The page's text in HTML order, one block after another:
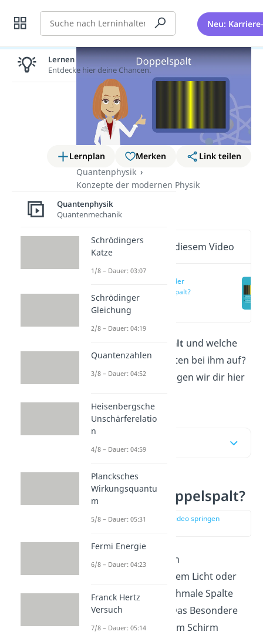
Suche Neu:
Lernplan Merken
Link teilen
Quantenphysik
Konzepte der modernen Physik
Doppelspalt
Wichtige Inhalte in diesem Video
Was ist der
Doppelspalt?
Doppelspalt und welche
Interferenzmuster treten bei ihm auf?
Alles Wichtige dazu zeigen wir dir hier
Was ist der Doppelspalt?
zur Stelle im Video springen
DerDoppelspalt
ist ein
Versuchsaufbau, bei dem Licht oder
Teilchen durch zwei schmale Spalte
geschossen werden. Das Besondere
hierbei ist, dass auf dem Schirm
Lernen lohnt sich!
Entdecke hier deine Chancen.
Quantenphysik
Quantenmechanik
Schrödingers
Katze
1/8 – Dauer: 03:07
Schrödinger
Gleichung
2/8 – Dauer: 04:19
Quantenzahlen
3/8 – Dauer: 04:52
Heisenbergsche
Unschärferelatio
n
4/8 – Dauer: 04:59
Plancksches
Wirkungsquantu
m
5/8 – Dauer: 05:31
Fermi Energie
6/8 – Dauer: 04:23
Franck Hertz
Versuch
7/8 – Dauer: 05:14